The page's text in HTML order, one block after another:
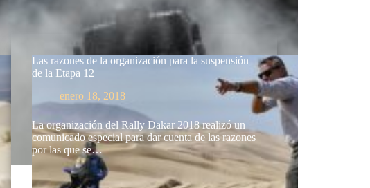
Las razones de la organización para la suspensión
de la Etapa 12
enero 18, 2018
La organización del Rally Dakar 2018 realizó un
comunicado especial para dar cuenta de las razones
por las que se…